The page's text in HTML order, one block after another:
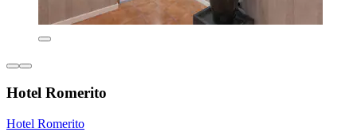
Hotel Romerito
Hotel Romerito